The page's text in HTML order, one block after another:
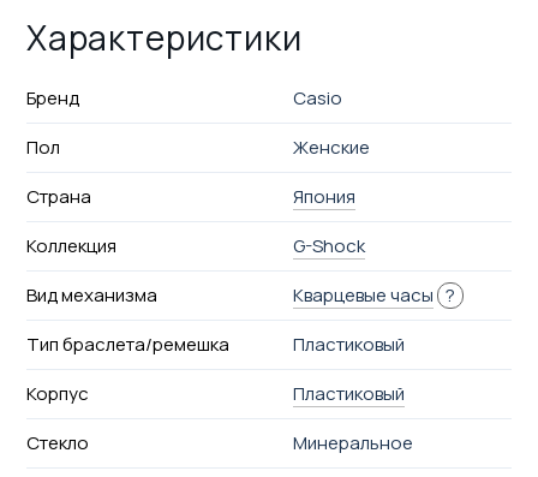
Характеристики
Бренд
Casio
Пол
Женские
Страна
Япония
Коллекция
G-Shock
Вид механизма
Кварцевые часы ?
Тип браслета/ремешка
Пластиковый
Корпус
Пластиковый
Стекло
Минеральное